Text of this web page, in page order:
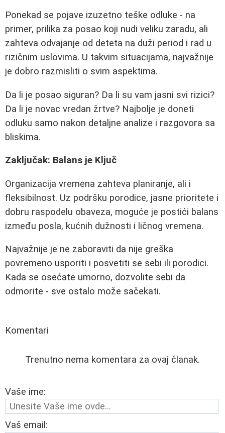
Ponekad se pojave izuzetno teške odluke - na
primer, prilika za posao koji nudi veliku zaradu, ali
zahteva odvajanje od deteta na duži period i rad u
rizičnim uslovima. U takvim situacijama, najvažnije
je dobro razmisliti o svim aspektima.
Da li je posao siguran? Da li su vam jasni svi rizici?
Da li je novac vredan žrtve? Najbolje je doneti
odluku samo nakon detaljne analize i razgovora sa
bliskima.
Zaključak: Balans je Ključ
Organizacija vremena zahteva planiranje, ali i
fleksibilnost. Uz podršku porodice, jasne prioritete i
dobru raspodelu obaveza, moguće je postići balans
između posla, kućnih dužnosti i ličnog vremena.
Najvažnije je ne zaboraviti da nije greška
povremeno usporiti i posvetiti se sebi ili porodici.
Kada se osećate umorno, dozvolite sebi da
odmorite - sve ostalo može sačekati.
Komentari
Trenutno nema komentara za ovaj članak.
Vaše ime:
Vaš email: